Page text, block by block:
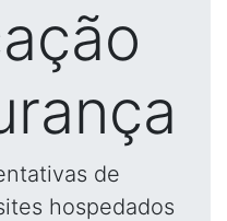
de
hospedados